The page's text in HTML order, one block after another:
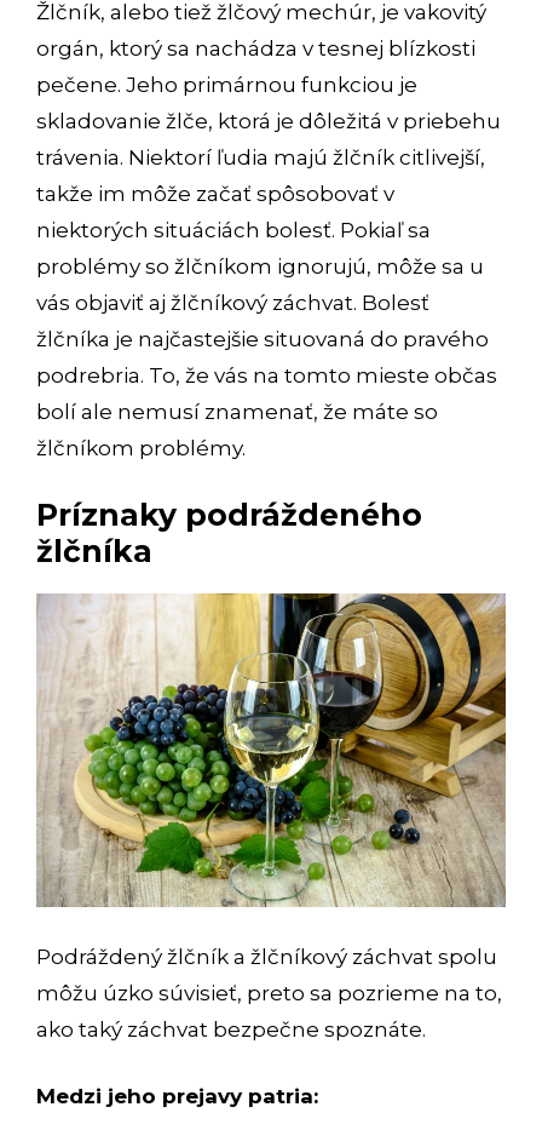
Žlčník, alebo tiež žlčový mechúr, je vakovitý
orgán, ktorý sa nachádza v tesnej blízkosti
pečene. Jeho primárnou funkciou je
skladovanie žlče, ktorá je dôležitá v priebehu
trávenia. Niektorí ľudia majú žlčník citlivejší,
takže im môže začať spôsobovať v
niektorých situáciách bolesť. Pokiaľ sa
problémy so žlčníkom ignorujú, môže sa u
vás objaviť aj žlčníkový záchvat. Bolesť
žlčníka je najčastejšie situovaná do pravého
podrebria. To, že vás na tomto mieste občas
bolí ale nemusí znamenať, že máte so
žlčníkom problémy.
Príznaky podráždeného
žlčníka
Podráždený žlčník a žlčníkový záchvat spolu
môžu úzko súvisieť, preto sa pozrieme na to,
ako taký záchvat bezpečne spoznáte.
Medzi jeho prejavy patria: